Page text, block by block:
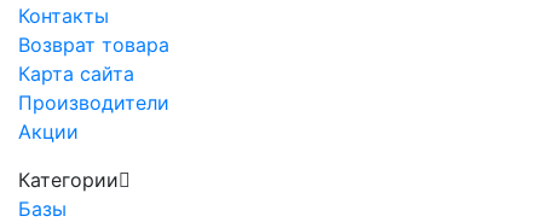
Контакты
Возврат товара
Карта сайта
Производители
Акции
Категории
Базы